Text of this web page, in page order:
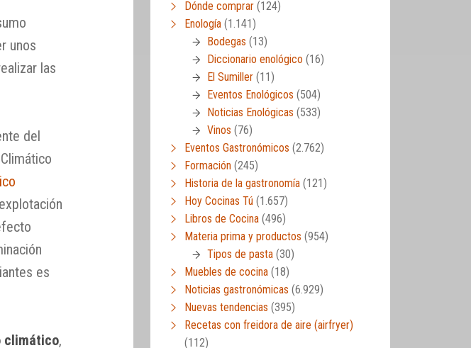
unos
las
del
es
climático,
Dónde comprar (124)
Enología (1.141)
Bodegas (13)
Diccionario enológico (16)
El Sumiller (11)
Eventos Enológicos (504)
Noticias Enológicas (533)
Vinos (76)
Eventos Gastronómicos (2.762)
Formación (245)
Historia de la gastronomía (121)
Hoy Cocinas Tú (1.657)
Libros de Cocina (496)
Materia prima y productos (954)
Tipos de pasta (30)
Muebles de cocina (18)
Noticias gastronómicas (6.929)
Nuevas tendencias (395)
Recetas con freidora de aire (airfryer)
(112)